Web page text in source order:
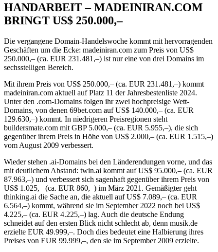
HANDARBEIT – MADEINIRAN.COM
BRINGT US$ 250.000,–
Die vergangene Domain-Handelswoche kommt mit hervorragenden
Geschäften um die Ecke: madeiniran.com zum Preis von US$
250.000,– (ca. EUR 231.481,–) ist nur eine von drei Domains im
sechsstelligen Bereich.
Mit ihrem Preis von US$ 250.000,– (ca. EUR 231.481,–) kommt
madeiniran.com aktuell auf Platz 11 der Jahresbestenliste 2024.
Unter den .com-Domains folgen ihr zwei hochpreisige Wett-
Domains, von denen 69bet.com auf US$ 140.000,– (ca. EUR
129.630,–) kommt. In niedrigeren Preisregionen steht
buildersmate.com mit GBP 5.000,– (ca. EUR 5.955,–), die sich
gegenüber ihrem Preis in Höhe von US$ 2.000,– (ca. EUR 1.515,–)
vom August 2009 verbessert.
Wieder stehen .ai-Domains bei den Länderendungen vorne, und das
mit deutlichem Abstand: twin.ai kommt auf US$ 95.000,– (ca. EUR
87.963,–) und verbessert sich sagenhaft gegenüber ihrem Preis von
US$ 1.025,– (ca. EUR 860,–) im März 2021. Gemäßigter geht
thinking.ai die Sache an, die aktuell auf US$ 7.089,– (ca. EUR
6.564,–) kommt, während sie im September 2022 noch bei US$
4.225,– (ca. EUR 4.225,–) lag. Auch die deutsche Endung
schneidet auf den ersten Blick nicht schlecht ab, denn musik.de
erzielte EUR 49.999,–. Doch dies bedeutet eine Halbierung ihres
Preises von EUR 99.999,–, den sie im September 2009 erzielte.